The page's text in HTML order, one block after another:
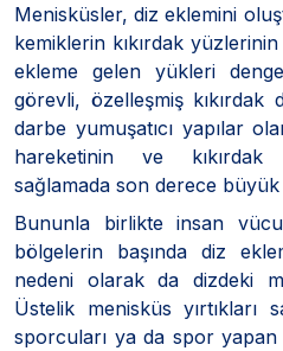
Menisküsler, diz eklemini
kemiklerin kıkırdak
ekleme gelen yükleri
görevli, özelleşmiş kıkırdak
darbe yumuşatıcı yapılar
hareketinin ve kıkırdak
sağlamada son derece büyük
Bununla birlikte insan
bölgelerin başında diz
nedeni olarak da dizdeki
Üstelik menisküs yırtıkları
sporcuları ya da spor